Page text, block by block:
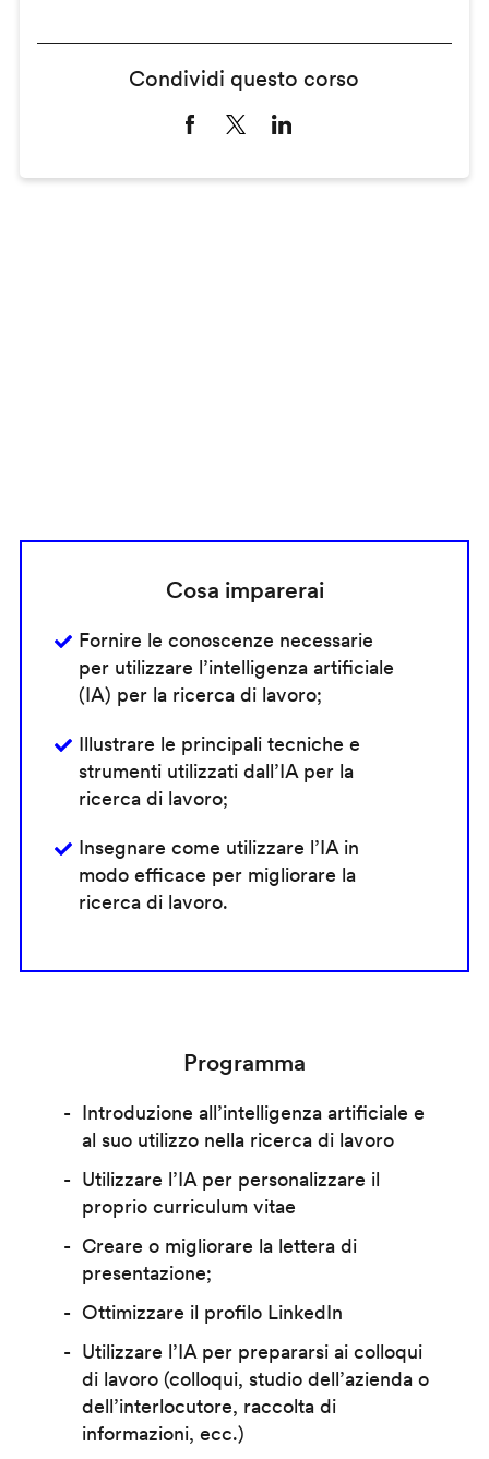
Condividi questo corso
Cosa imparerai
Fornire le conoscenze necessarie
per utilizzare l’intelligenza artificiale
(IA) per la ricerca di lavoro;
Illustrare le principali tecniche e
strumenti utilizzati dall’IA per la
ricerca di lavoro;
Insegnare come utilizzare l’IA in
modo efficace per migliorare la
ricerca di lavoro.
Programma
Introduzione all’intelligenza artificiale e
al suo utilizzo nella ricerca di lavoro
Utilizzare l’IA per personalizzare il
proprio curriculum vitae
Creare o migliorare la lettera di
presentazione;
Ottimizzare il profilo LinkedIn
Utilizzare l’IA per prepararsi ai colloqui
di lavoro (colloqui, studio dell’azienda o
dell’interlocutore, raccolta di
informazioni, ecc.)